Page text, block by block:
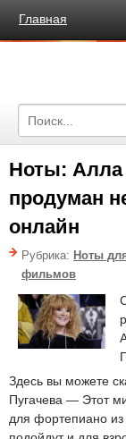
Главная
Ноты: Алла
продуман
онлайн
Рубрика: Ноты
фильмов
Здесь вы можете
Пугачева — Этот
для фортепиано